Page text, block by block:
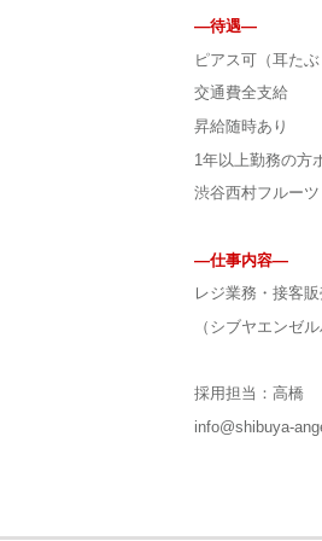
—待遇—
ピアス可（耳た
交通費全支給
昇給随時あり
1年以上勤務の方
渋谷西村フルー
—仕事内容—
レジ業務・接客
（シブヤエンゼ
採用担当：高橋
info@shibuya-